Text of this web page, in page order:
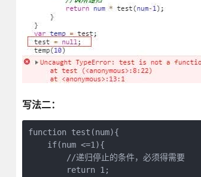
写法二：
function test(num){
    if(num <=1){
        //递归停止的条件，必须得需要
        return 1;